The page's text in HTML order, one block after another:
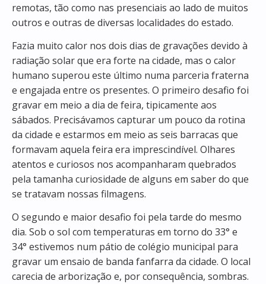
remotas, tão como nas presenciais ao lado de muitos
outros e outras de diversas localidades do estado.
Fazia muito calor nos dois dias de gravações devido à
radiação solar que era forte na cidade, mas o calor
humano superou este último numa parceria fraterna
e engajada entre os presentes. O primeiro desafio foi
gravar em meio a dia de feira, tipicamente aos
sábados. Precisávamos capturar um pouco da rotina
da cidade e estarmos em meio as seis barracas que
formavam aquela feira era imprescindível. Olhares
atentos e curiosos nos acompanharam quebrados
pela tamanha curiosidade de alguns em saber do que
se tratavam nossas filmagens.
O segundo e maior desafio foi pela tarde do mesmo
dia. Sob o sol com temperaturas em torno do 33° e
34° estivemos num pátio de colégio municipal para
gravar um ensaio de banda fanfarra da cidade. O local
carecia de arborização e, por consequência, sombras.